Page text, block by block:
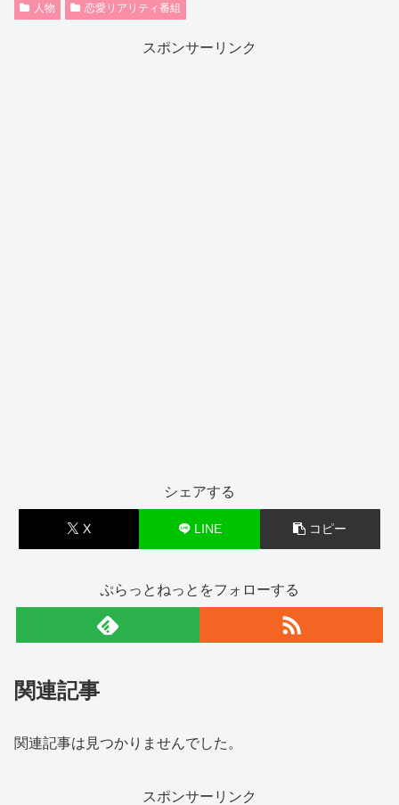
人物 恋愛リアリティ番組
スポンサーリンク
シェアする
X LINE コピー
ぷらっとねっとをフォローする
関連記事
関連記事は見つかりませんでした。
スポンサーリンク